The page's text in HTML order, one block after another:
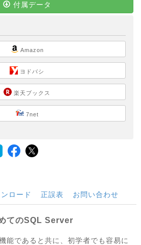
付属データ
Amazon
ヨドバシ
楽天ブックス
7net
ロード 正誤表 お問い合わせ
てのSQL Server
能であると共に、初学者でも容易に